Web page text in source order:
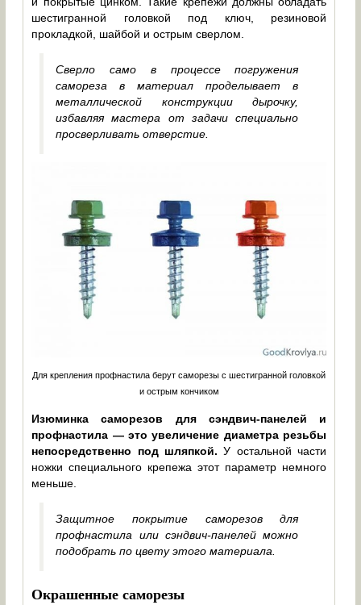
шестигранной головкой под ключ, резиновой
прокладкой, шайбой и острым сверлом.
Сверло само в процессе погружения
самореза в материал проделывает в
металлической конструкции дырочку,
избавляя мастера от задачи специально
просверливать отверстие.
Для крепления профнастила берут саморезы с шестигранной головкой
и острым кончиком
Изюминка саморезов для сэндвич-панелей и
профнастила — это увеличение диаметра резьбы
непосредственно под шляпкой.У остальной части
ножки специального крепежа этот параметр немного
меньше.
Защитное покрытие саморезов для
профнастила или сэндвич-панелей можно
подобрать по цвету этого материала.
Окрашенные саморезы